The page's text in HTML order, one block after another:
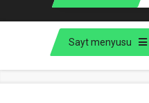
Sayt menyusu